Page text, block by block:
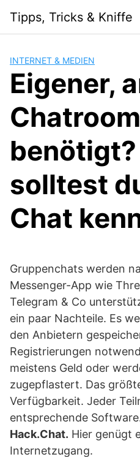
i
Tipps, Tricks & Kniffe
INTERNET & MEDIEN
Eigener,
Chatroom
benötigt?
solltest
Chat
Gruppenchats werden
Messenger-App wie
Telegram & Co
ein paar Nachteile. Es
den Anbietern
Registrierungen
meistens Geld oder
zugepflastert. Das
Verfügbarkeit. Jeder
entsprechende
Hack.Chat. Hier genügt
Internetzugang.